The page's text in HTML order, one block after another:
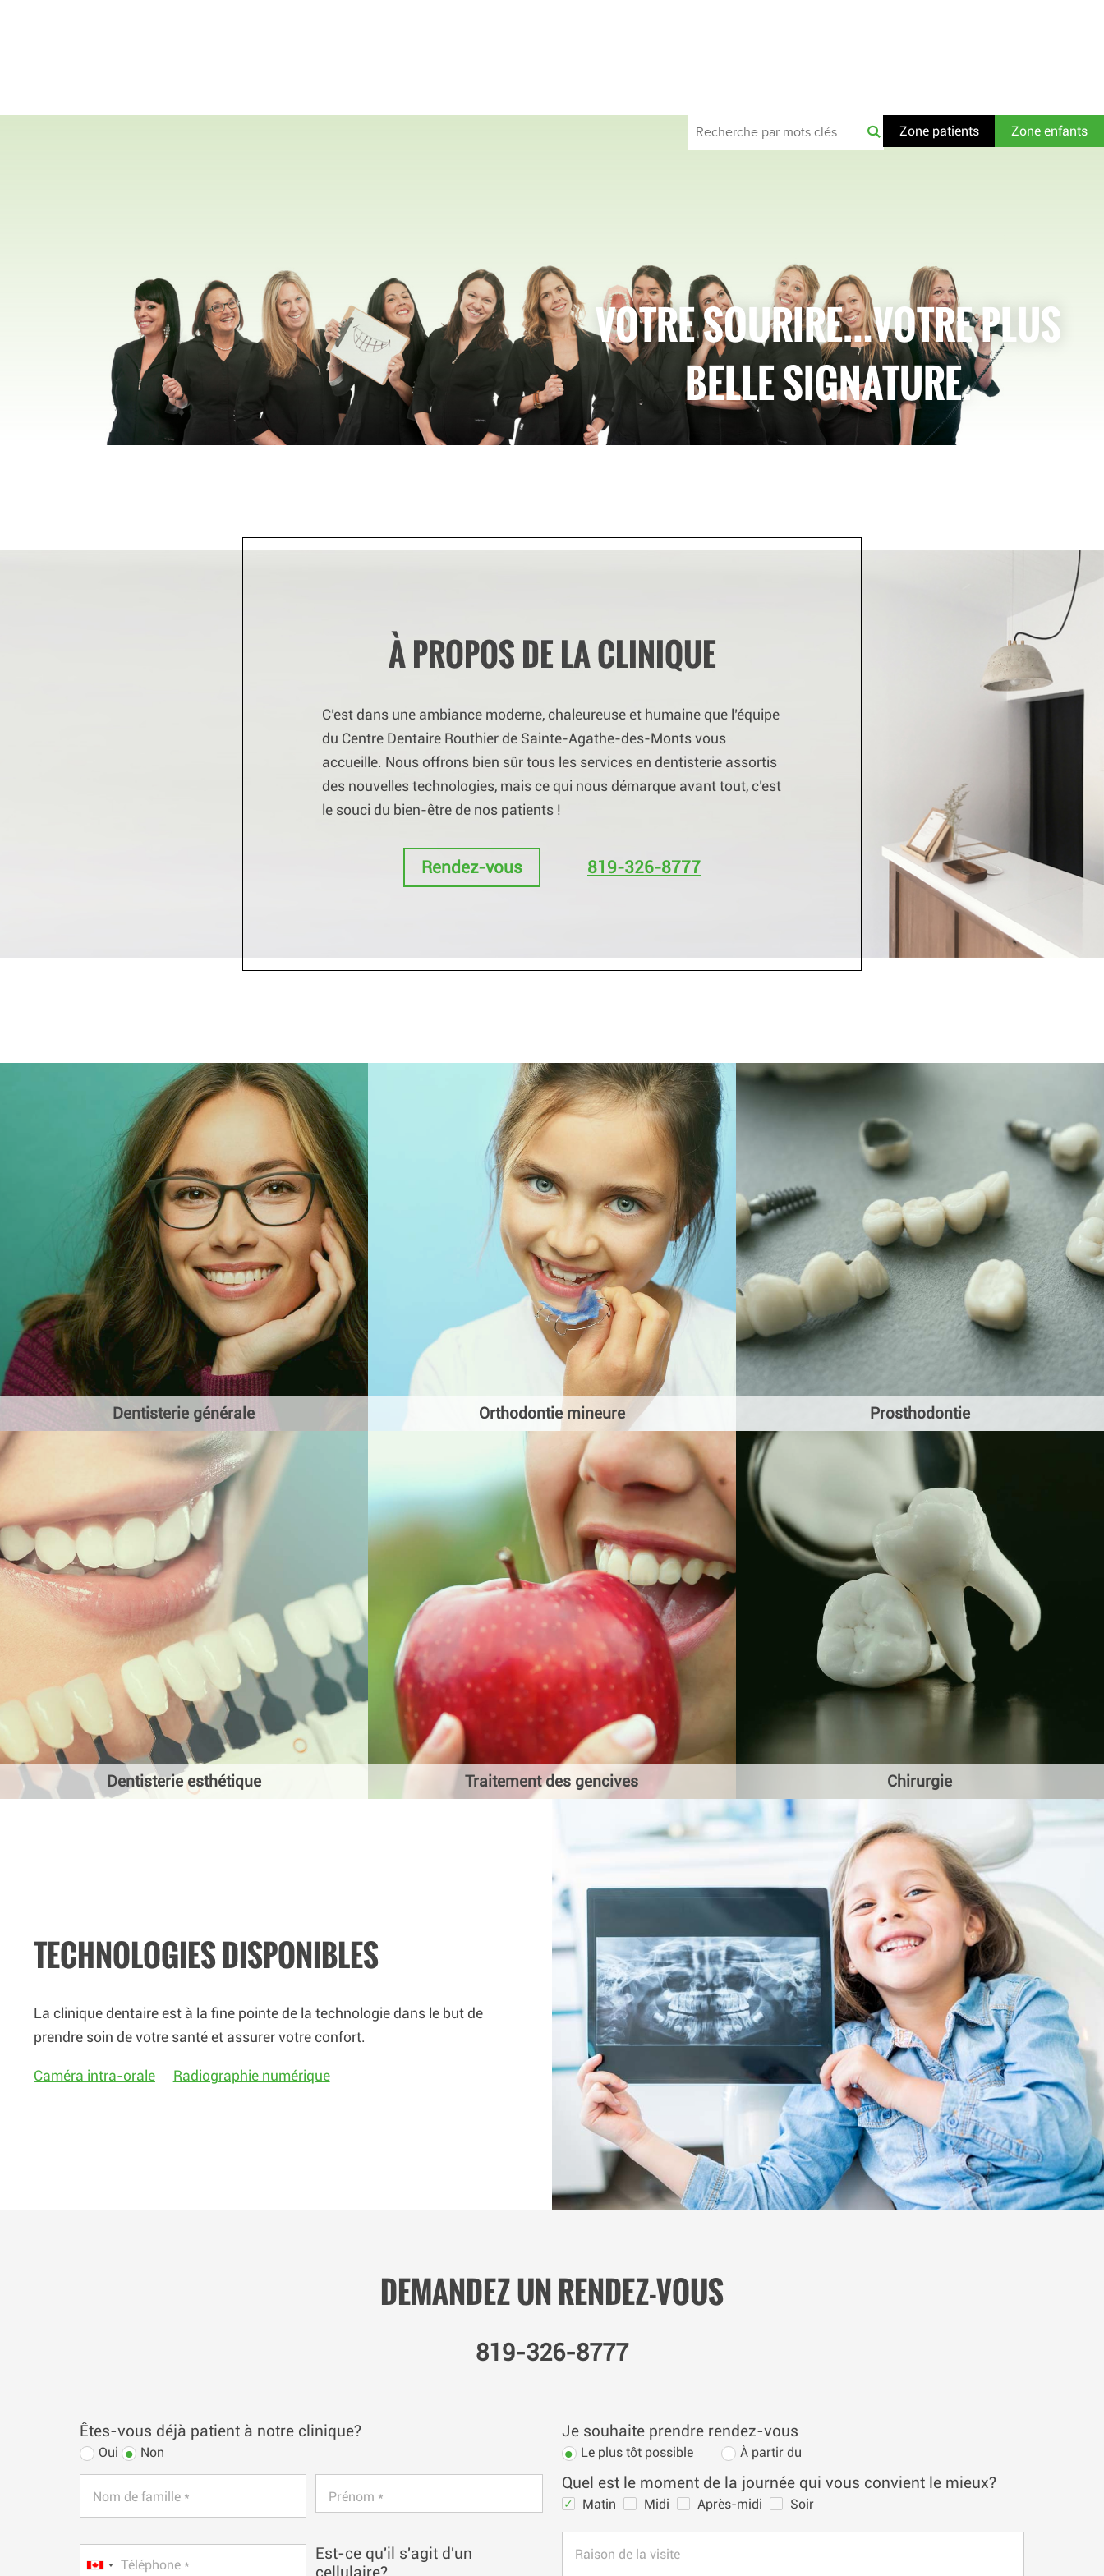
Zone patients Zone enfants
VOTRE SOURIRE…VOTRE PLUS
BELLE SIGNATURE.
À PROPOS DE LA CLINIQUE
C’est dans une ambiance moderne, chaleureuse et humaine que l’équipe
du Centre Dentaire Routhier de Sainte-Agathe-des-Monts vous
accueille. Nous offrons bien sûr tous les services en dentisterie assortis
des nouvelles technologies, mais ce qui nous démarque avant tout, c’est
le souci du bien-être de nos patients !
Rendez-vous 819-326-8777
Dentisterie générale Orthodontie mineure Prosthodontie
Dentisterie esthétique Traitement des gencives Chirurgie
TECHNOLOGIES DISPONIBLES
La clinique dentaire est à la fine pointe de la technologie dans le but de
prendre soin de votre santé et assurer votre confort.
Caméra intra-orale Radiographie numérique
DEMANDEZ UN RENDEZ-VOUS
819-326-8777
Êtes-vous déjà patient à notre clinique?
Oui Non
Nom de famille * Prénom *
Téléphone *
Est-ce qu'il s'agit d'un
Je souhaite prendre rendez-vous
Le plus tôt possible À partir du
Quel est le moment de la journée qui vous convient le mieux?
Matin Midi Après-midi Soir
Raison de la visite